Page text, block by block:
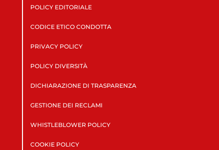
POLICY EDITORIALE
CODICE ETICO CONDOTTA
PRIVACY POLICY
POLICY DIVERSITÀ
DICHIARAZIONE DI TRASPARENZA
GESTIONE DEI RECLAMI
WHISTLEBLOWER POLICY
COOKIE POLICY